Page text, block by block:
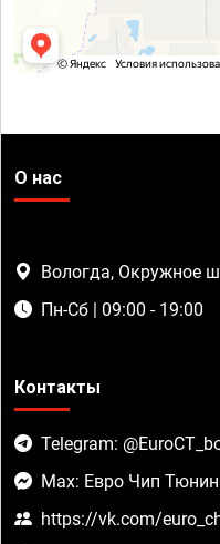
О нас
Вологда, Окружное
Пн-Сб | 09:00 - 19:00
Контакты
Telegram:
Max: Евро Чип
https://vk.com/